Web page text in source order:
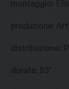
montaggio:
produzione:
distribuzione:
durata: 83'